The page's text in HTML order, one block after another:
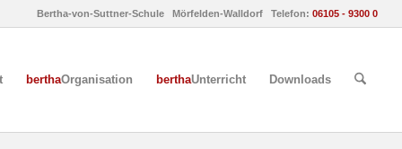
Bertha-von-Suttner-Schule Mörfelden-Walldorf Telefon:06105 - 9300 0
berthaOrganisation berthaUnterricht Downloads